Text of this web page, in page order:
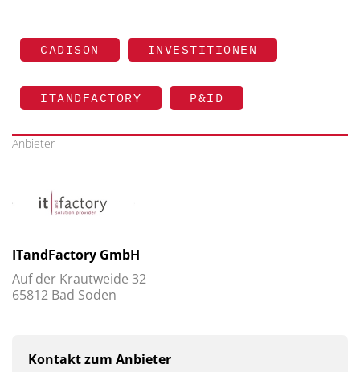
CADISON INVESTITIONEN
ITANDFACTORY P&ID
Anbieter
ITandFactory GmbH
Auf der Krautweide 32
65812 Bad Soden
Kontakt zum Anbieter